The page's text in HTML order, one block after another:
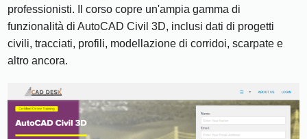
professionisti. Il corso copre un'ampia gamma di
funzionalità di AutoCAD Civil 3D, inclusi dati di progetti
civili, tracciati, profili, modellazione di corridoi, scarpate e
altro ancora.